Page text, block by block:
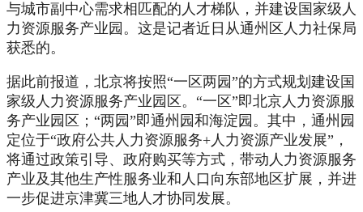
与城市副中心需求相匹配的人才梯队，并建设国家级人
力资源服务产业园。这是记者近日从通州区人力社保局
获悉的。
据此前报道，北京将按照“一区两园”的方式规划建设国
家级人力资源服务产业园区。“一区”即北京人力资源服
务产业园区；“两园”即通州园和海淀园。其中，通州园
定位于“政府公共人力资源服务+人力资源产业发展”，
将通过政策引导、政府购买等方式，带动人力资源服务
产业及其他生产性服务业和人口向东部地区扩展，并进
一步促进京津冀三地人才协同发展。